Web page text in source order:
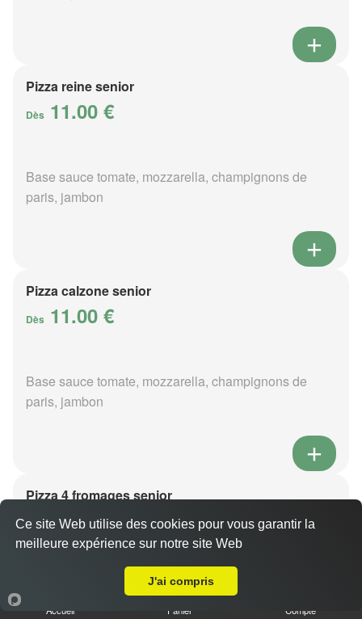
Pizza reine senior
Dès 11.00 €
Base sauce tomate, mozzarella, champignons de
paris, jambon
Pizza calzone senior
Dès 11.00 €
Base sauce tomate, mozzarella, champignons de
paris, jambon
Pizza 4 fromages senior
Dès11.00 €
Base sauce tomate, mozzarella, roquefort, chèvre,
Accueil Panier Compte
Ce site Web utilise des cookies pour vous garantir la
meilleure expérience sur notre site Web
J'ai compris